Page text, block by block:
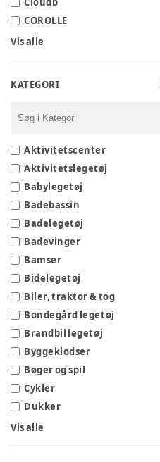
COROLLE
Vis alle
KATEGORI
Aktivitetscenter
Aktivitetslegetøj
Babylegetøj
Badebassin
Badelegetøj
Badevinger
Bamser
Bidelegetøj
Biler, traktor & tog
Bondegård legetøj
Brandbil legetøj
Byggeklodser
Bøger og spil
Cykler
Dukker
Vis alle